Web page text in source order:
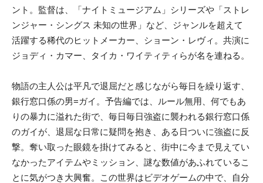
ント。監督は、「ナイトミュージアム」シリーズや「ストレ
ンジャー・シングス 未知の世界」など、ジャンルを超えて
活躍する稀代のヒットメーカー、ショーン・レヴィ。共演に
ジョディ・カマー、タイカ・ワイティティらが名を連ねる。
物語の主人公は平凡で退屈だと感じながら毎日を繰り返す、
銀行窓口係の男=ガイ。予告編では、ルール無用、何でもあ
りの暴力に溢れた街で、毎日毎日強盗に襲われる銀行窓口係
のガイが、退屈な日常に疑問を抱き、ある日ついに強盗に反
撃。奪い取った眼鏡を掛けてみると、街中に今まで見えてい
なかったアイテムやミッション、謎な数値があふれているこ
とに気がつき大興奮。この世界はビデオゲームの中で、自分